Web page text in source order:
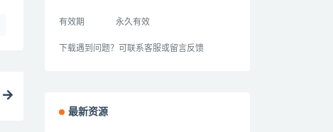
有效期 永久有效
下载遇到问题？可联系客服或留言反馈
最新资源